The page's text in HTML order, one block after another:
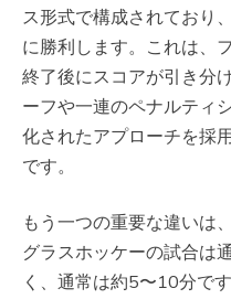
ス形式で構成されており
に勝利します。これは、
終了後にスコアが引き分
ーフや一連のペナルティ
化されたアプローチを採
です。
もう一つの重要な違いは
グラスホッケーの試合は
く、通常は約5〜10分で